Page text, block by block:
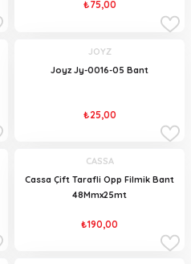
₺75,00
JOYZ
Joyz Jy-0016-05 Bant
₺25,00
CASSA
Cassa Çift Tarafli Opp Filmik Bant
48Mmx25mt
₺190,00